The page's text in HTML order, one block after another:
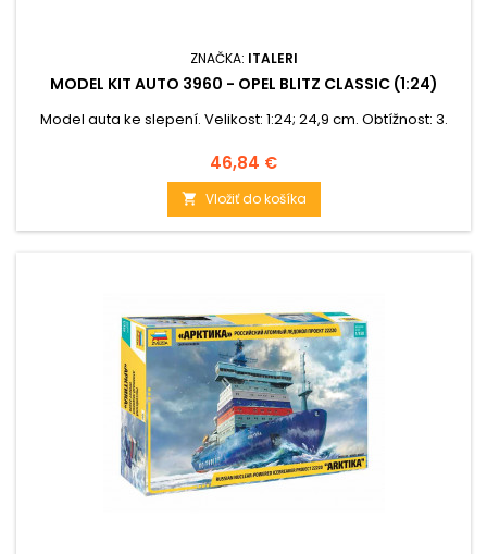
ZNAČKA: ITALERI
MODEL KIT AUTO 3960 - OPEL BLITZ CLASSIC (1:24)
Model auta ke slepení. Velikost: 1:24; 24,9 cm. Obtížnost: 3.
Cena
46,84 €
 Vložiť do košíka